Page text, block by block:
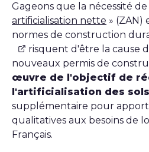
Gageons que la nécessité
artificialisation nette » (ZAN)
normes de construction
risquent d'être la cause
nouveaux permis de
œuvre de l'objectif de
l'artificialisation des sols
supplémentaire pour
qualitatives aux besoins de
Français.